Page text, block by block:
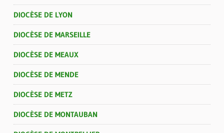
DIOCÈSE DE LYON
DIOCÈSE DE MARSEILLE
DIOCÈSE DE MEAUX
DIOCÈSE DE MENDE
DIOCÈSE DE METZ
DIOCÈSE DE MONTAUBAN